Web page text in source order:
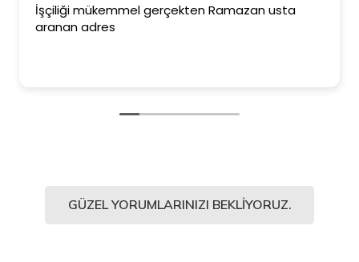
İşçiliği mükemmel gerçekten Ramazan usta
aranan adres
GÜZEL YORUMLARINIZI BEKLIYORUZ.